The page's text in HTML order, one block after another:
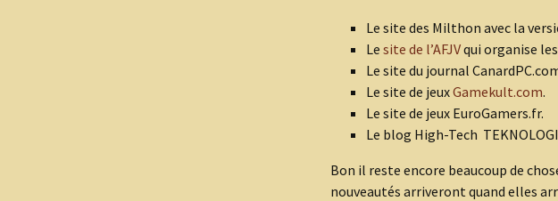
Le site des Milthon avec la
Le site de l’AFJVqui organise
Le site du journal
Le site de jeuxGamekult.com.
Le site de jeux EuroGamers.fr.
Le blog High-Tech
Bon il reste encore beaucoup de
nouveautés arriveront quand elles